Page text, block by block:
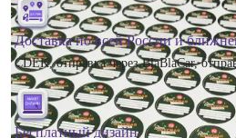
Доставка по всей России и
CDEK, отправка через BlaBlaCar,
Бесплатный дизайн